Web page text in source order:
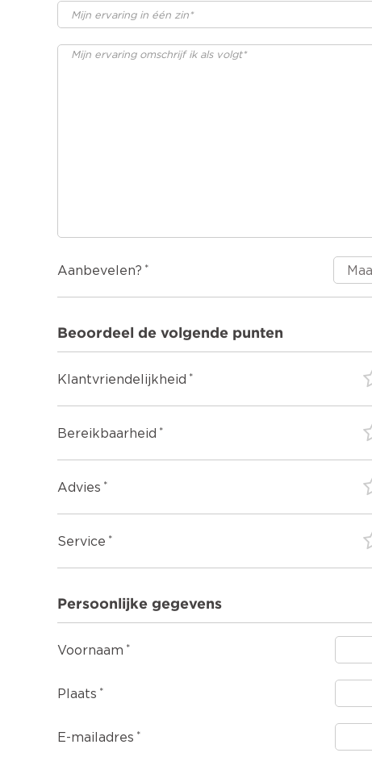
Aanbevelen?
Beoordeel de volgende punten
Klantvriendelijkheid
Bereikbaarheid
Advies
Service
Persoonlijke gegevens
Voornaam
Plaats
E-mailadres